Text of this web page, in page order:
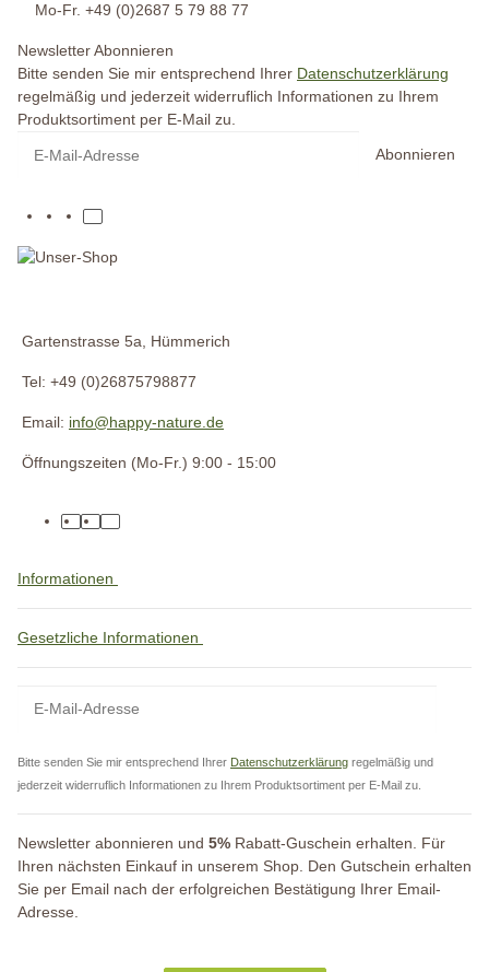
Mo-Fr. +49 (0)2687 5 79 88 77
Newsletter Abonnieren
Bitte senden Sie mir entsprechend Ihrer Datenschutzerklärung
regelmäßig und jederzeit widerruflich Informationen zu Ihrem
Produktsortiment per E-Mail zu.
Abonnieren
Gartenstrasse 5a, Hümmerich
Tel: +49 (0)26875798877
Email: info@happy-nature.de
Öffnungszeiten (Mo-Fr.) 9:00 - 15:00
Informationen
Gesetzliche Informationen
Bitte senden Sie mir entsprechend Ihrer Datenschutzerklärung regelmäßig und
jederzeit widerruflich Informationen zu Ihrem Produktsortiment per E-Mail zu.
Newsletter abonnieren und 5% Rabatt-Guschein erhalten. Für
Ihren nächsten Einkauf in unserem Shop. Den Gutschein erhalten
Sie per Email nach der erfolgreichen Bestätigung Ihrer Email-
Adresse.